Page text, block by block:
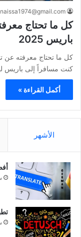
كل ما تحتاج
باريس 2025
كنت مسافراً إلى باريس
أكمل القراءة »
الأشهر